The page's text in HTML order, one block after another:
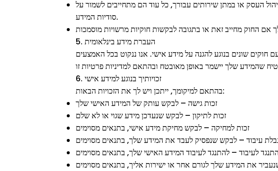
העסק או במתן שירותים עבורך, כל עוד הם מתחייבים לשמור על
סודיות המידע.
5. העברת מידע בינלאומית
שונים בנוגע להגנה על מידע אישי. אנו ננקוט בכל האמצעים
6. זכויותיך בנוגע למידע אישי
בהתאם למיקומך, ייתכן ויש לך את הזכויות הבאות:
זכות גישה – לבקש עותק של המידע האישי שלך
זכות לתיקון – לבקש שנעדכן מידע שגוי או לא שלם
זכות למחיקה – לבקש מחיקת מידע אישי, בתנאים מסוימים
עיבוד – לבקש שנפסיק לעבד את המידע שלך, בתנאים מסוימים
לעיבוד – להתנגד לעיבוד המידע האישי שלך, בתנאים מסוימים
את המידע שלך לגורם אחר או ישירות אליך, בתנאים מסוימים